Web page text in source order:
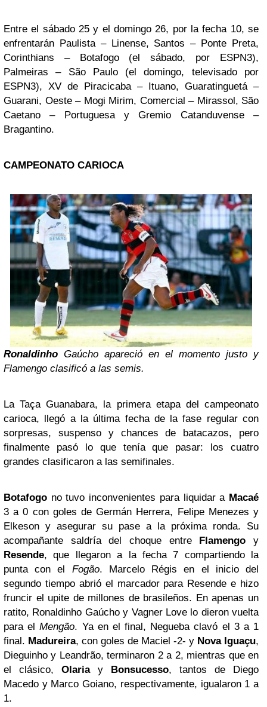
Entre el sábado 25 y el domingo 26, por la fecha 10, se
enfrentarán Paulista – Linense, Santos – Ponte Preta,
Corinthians – Botafogo (el sábado, por ESPN3),
Palmeiras – São Paulo (el domingo, televisado por
ESPN3), XV de Piracicaba – Ituano, Guaratinguetá –
Guarani, Oeste – Mogi Mirim, Comercial – Mirassol, São
Caetano – Portuguesa y Gremio Catanduvense –
Bragantino.
CAMPEONATO CARIOCA
Ronaldinho Gaúcho apareció en el momento justo y
Flamengo clasificó a las semis.
La Taça Guanabara, la primera etapa del campeonato
carioca, llegó a la última fecha de la fase regular con
sorpresas, suspenso y chances de batacazos, pero
finalmente pasó lo que tenía que pasar: los cuatro
grandes clasificaron a las semifinales.
Botafogo no tuvo inconvenientes para liquidar a Macaé
3 a 0 con goles de Germán Herrera, Felipe Menezes y
Elkeson y asegurar su pase a la próxima ronda. Su
acompañante saldría del choque entre Flamengo y
Resende, que llegaron a la fecha 7 compartiendo la
punta con el Fogão. Marcelo Régis en el inicio del
segundo tiempo abrió el marcador para Resende e hizo
fruncir el upite de millones de brasileños. En apenas un
ratito, Ronaldinho Gaúcho y Vagner Love lo dieron vuelta
para elMengão. Ya en el final, Negueba clavó el 3 a 1
final. Madureira, con goles de Maciel -2- y Nova Iguaçu,
Dieguinho y Leandrão, terminaron 2 a 2, mientras que en
el clásico, Olariay Bonsucesso, tantos de Diego
Macedo y Marco Goiano, respectivamente, igualaron 1 a
1.